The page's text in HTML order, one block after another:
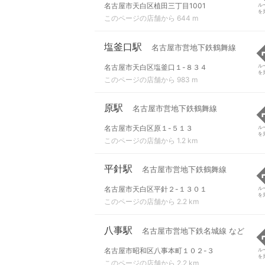
名古屋市天白区植田三丁目1001
このページの店舗から 644 m
ル
を
塩釜口駅 名古屋市営地下鉄鶴舞線
名古屋市天白区塩釜口１-８３４
このページの店舗から 983 m
ル
を
原駅 名古屋市営地下鉄鶴舞線
名古屋市天白区原１-５１３
このページの店舗から 1.2 km
ル
を
平針駅 名古屋市営地下鉄鶴舞線
名古屋市天白区平針２-１３０１
このページの店舗から 2.2 km
ル
を
八事駅 名古屋市営地下鉄名城線 など
名古屋市昭和区八事本町１０２-３
このページの店舗から 2.2 km
ル
を